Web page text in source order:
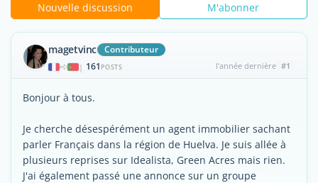
Nouvelle discussion M'abonner
magetvinc Contributeur
| 161 POSTS l'année dernière #1
Bonjour à tous.
Je cherche désespérément un agent immobilier sachant
parler Français dans la région de Huelva. Je suis allée à
plusieurs reprises sur Idealista, Green Acres mais rien.
J'ai également passé une annonce sur un groupe